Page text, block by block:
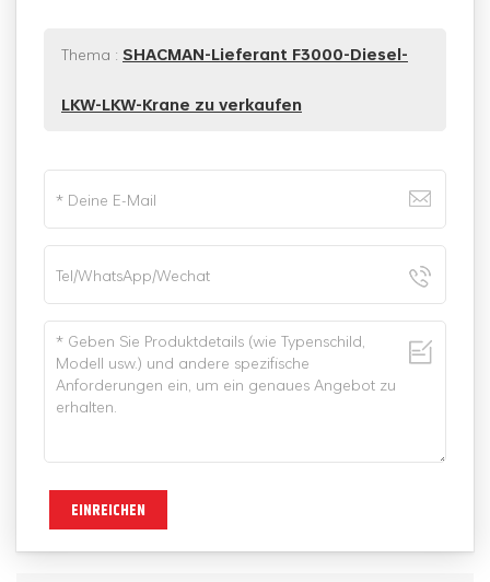
Thema : SHACMAN-Lieferant F3000-Diesel-
LKW-LKW-Krane zu verkaufen
EINREICHEN